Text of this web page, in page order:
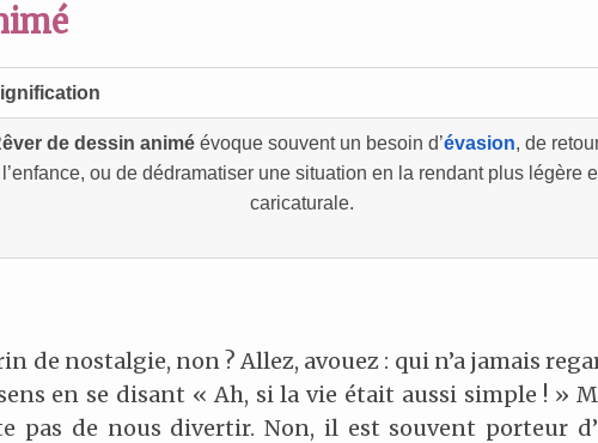
de dessin animé évoque souvent un besoin d’évasion, de
l’enfance, ou de dédramatiser une situation en la rendant plus légère
caricaturale.
de nostalgie, non ? Allez, avouez : qui n’a jamais
en se disant « Ah, si la vie était aussi simple ! »
pas de nous divertir. Non, il est souvent porteur